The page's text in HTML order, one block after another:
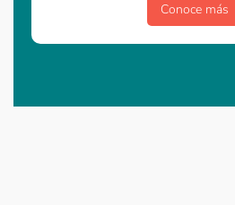
Conoce más